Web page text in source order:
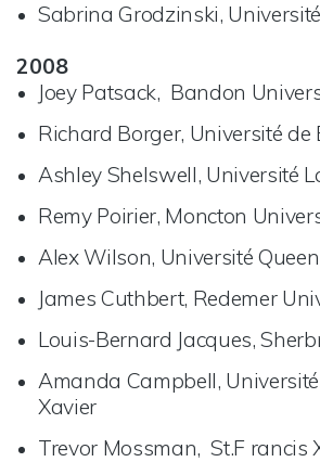
Sabrina Grodzinski,
2008
Joey Patsack, Bandon
Richard Borger, Université de
Ashley Shelswell, Université
Remy Poirier, Moncton
Alex Wilson, Université Queen
James Cuthbert, Redemer
Louis-Bernard Jacques,
Amanda Campbell,
Xavier
Trevor Mossman, St.F rancis